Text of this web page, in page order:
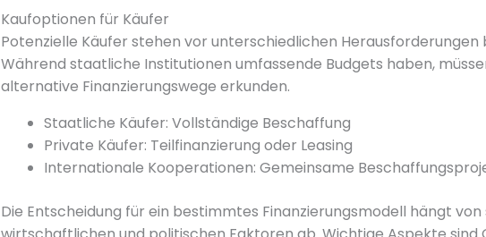
Kaufoptionen für Käufer
Potenzielle Käufer stehen vor unterschiedlichen Herausforderungen
Während staatliche Institutionen umfassende Budgets haben,
alternative Finanzierungswege erkunden.
Staatliche Käufer: Vollständige Beschaffung
Private Käufer: Teilfinanzierung oder Leasing
Internationale Kooperationen: Gemeinsame
Die Entscheidung für ein bestimmtes Finanzierungsmodell hängt